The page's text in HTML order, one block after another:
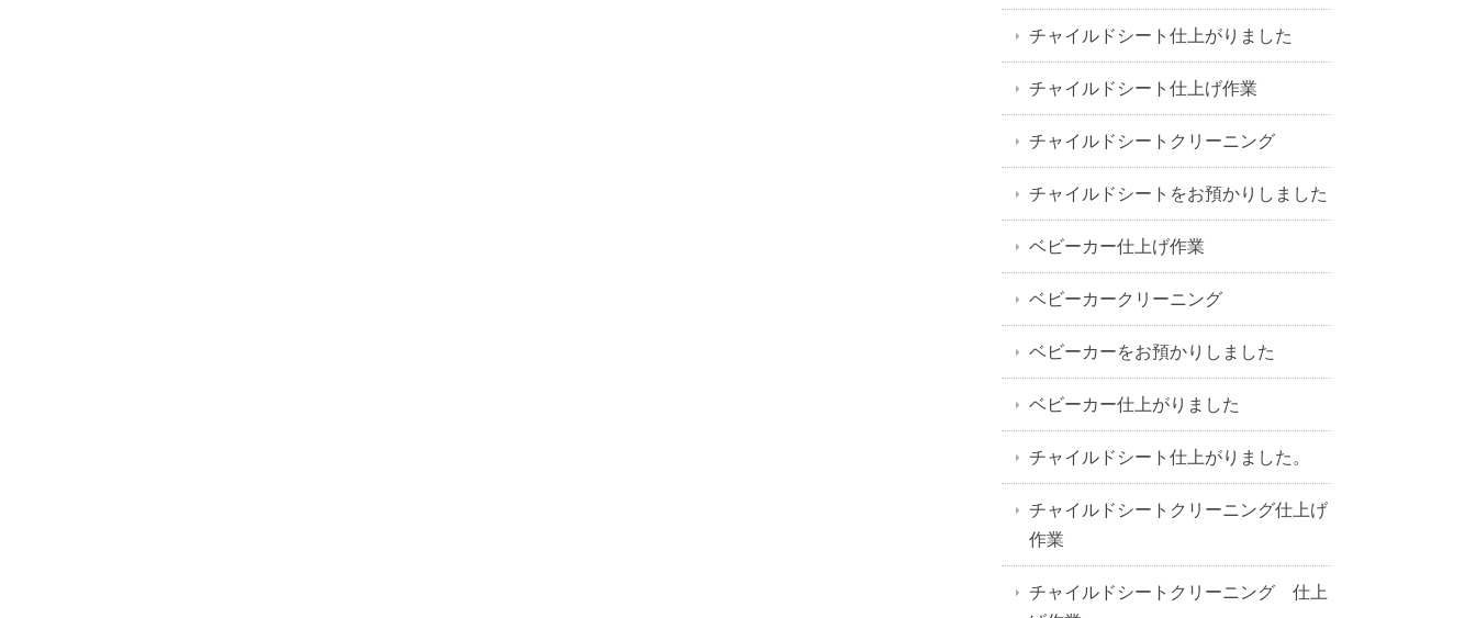
チャイルドシート仕上がりました
チャイルドシート仕上げ作業
チャイルドシートクリーニング
チャイルドシートをお預かりしました
ベビーカー仕上げ作業
ベビーカークリーニング
ベビーカーをお預かりしました
ベビーカー仕上がりました
チャイルドシート仕上がりました。
チャイルドシートクリーニング仕上げ
作業
チャイルドシートクリーニング 仕上